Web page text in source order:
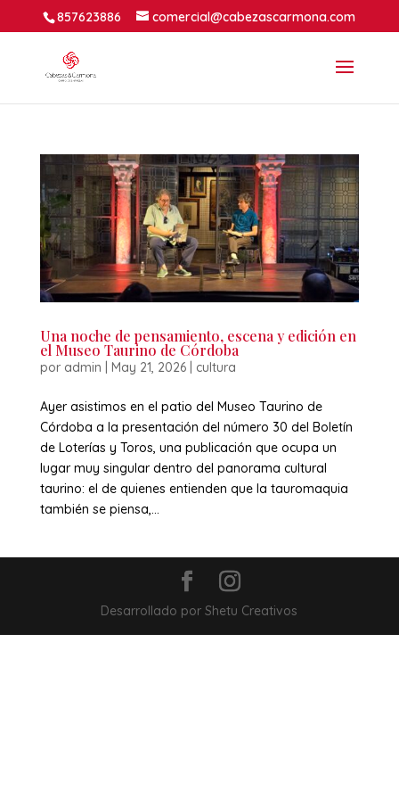
857623886 comercial@cabezascarmona.com
Una noche de pensamiento, escena y edición en
el Museo Taurino de Córdoba
por admin May 21, 2026| cultura
Ayer asistimos en el patio del Museo Taurino de
Córdoba a la presentación del número 30 del Boletín
de Loterías y Toros, una publicación que ocupa un
lugar muy singular dentro del panorama cultural
taurino: el de quienes entienden que la tauromaquia
también se piensa,...
Desarrollado por Shetu Creativos